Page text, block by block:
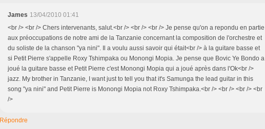
James 13/04/2010 01:41
<br /> <br /> Chers intervenants, salut.<br /> <br /> <br /> Je pense qu'on a repondu en partie
aux préoccupations de notre ami de la Tanzanie concernant la composition de l'orchestre et
du soliste de la chanson "ya nini". Il a voulu aussi savoir qui était<br /> à la guitare basse et
si Petit Pierre s'appelle Roxy Tshimpaka ou Monongi Mopia. Je pense que Bovic Ye Bondo a
joué la guitare basse et Petit Pierre c'est Monongi Mopia qui a joué après dans l'Ok<br />
jazz. My brother in Tanzanie, I want just to tell you that it's Samunga the lead guitar in this
song "ya nini" and Petit Pierre is Monongi Mopia not Roxy Tshimpaka.<br /> <br /> <br /> <br
/>
Répondre